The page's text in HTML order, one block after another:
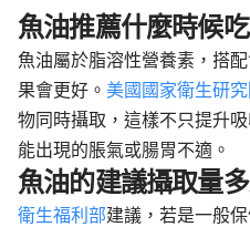
魚油推薦什麼時候
魚油屬於脂溶性營養素，搭
果會更好。 美國國家衛生研
物同時攝取，這樣不只提升
能出現的脹氣或腸胃不適。
魚油的建議攝取量
衛生福利部建議，若是一般